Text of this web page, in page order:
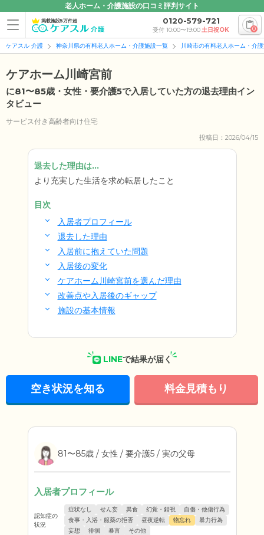
老人ホーム・介護施設の口コミ評判サイト
掲載施設5万件超 0120-579-721
受付 10:00〜19:00土日祝OK 0
ケアスル 介護 神奈川県の有料老人ホーム・介護施設一覧 川崎市の有料老人ホーム・介
ケアホーム川崎宮前
に81〜85歳・女性・要介護5で入居していた方の退去理由イン
タビュー
サービス付き高齢者向け住宅
投稿日：2026/04/15
退去した理由は...
より充実した生活を求め転居したこと
目次
入居者プロフィール
退去した理由
入居前に抱えていた問題
入居後の変化
ケアホーム川崎宮前を選んだ理由
改善点や入居後のギャップ
施設の基本情報
LINEで結果が届く
空き状況を知る 料金見積もり
81〜85歳 / 女性 / 要介護5 / 実の父母
入居者プロフィール
認知症の
状況
症状なし せん妄 異食 幻覚・錯視
自傷・他傷行為
食事・入浴・服薬の拒否
昼夜逆転 物忘れ
暴力行為
妄想
徘徊 暴言 その他